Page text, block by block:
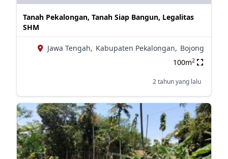
Tanah Pekalongan, Tanah Siap Bangun, Legalitas
SHM
Jawa Tengah, Kabupaten Pekalongan, Bojong
100m2
2 tahun yang lalu